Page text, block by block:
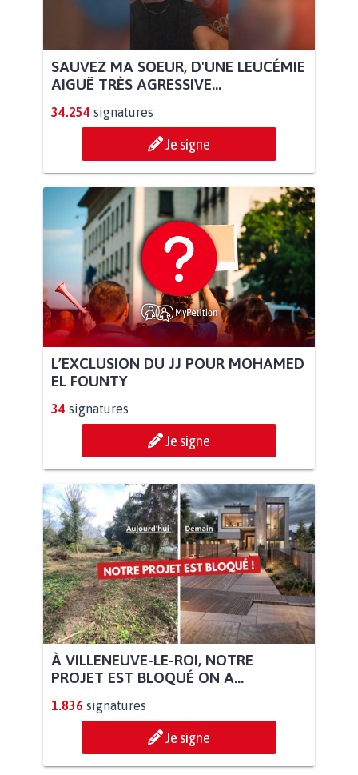
SAUVEZ MA SOEUR, D'UNE LEUCÉMIE
AIGUË TRÈS AGRESSIVE...
34.254 signatures
Je signe
L’EXCLUSION DU JJ POUR MOHAMED
EL FOUNTY
34 signatures
Je signe
À VILLENEUVE-LE-ROI, NOTRE
PROJET EST BLOQUÉ ON A...
1.836 signatures
Je signe